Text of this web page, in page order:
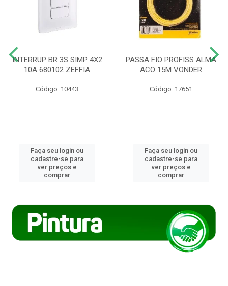
INTERRUP BR 3S SIMP 4X2
10A 680102 ZEFFIA
Código: 10443
Faça seu login ou
cadastre-se para
ver preços e
comprar
PASSA FIO PROFISS ALMA
ACO 15M VONDER
Código: 17651
Faça seu login ou
cadastre-se para
ver preços e
comprar